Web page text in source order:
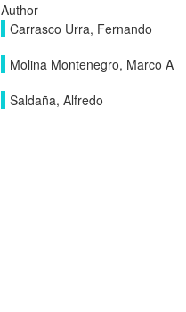
Author
Carrasco Urra, Fernando
Molina Montenegro, Marco A
Saldaña, Alfredo